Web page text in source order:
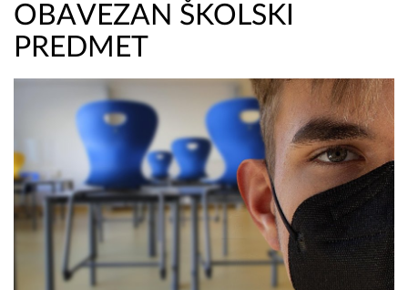
OBAVEZAN ŠKOLSKI
PREDMET